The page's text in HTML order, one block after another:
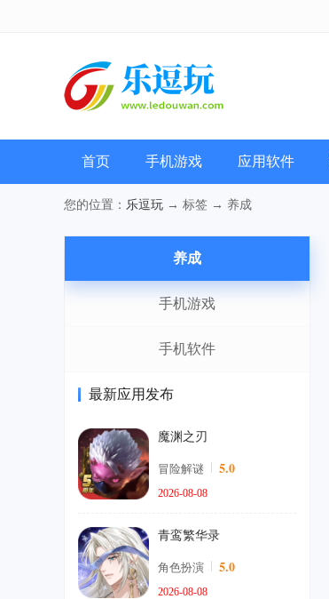
首页 手机游戏 应用软件
您的位置： 乐逗玩 → 标签 → 养成
养成
手机游戏
手机软件
最新应用发布
魔渊之刃
冒险解谜 5.0
2026-08-08
青鸾繁华录
角色扮演 5.0
2026-08-08